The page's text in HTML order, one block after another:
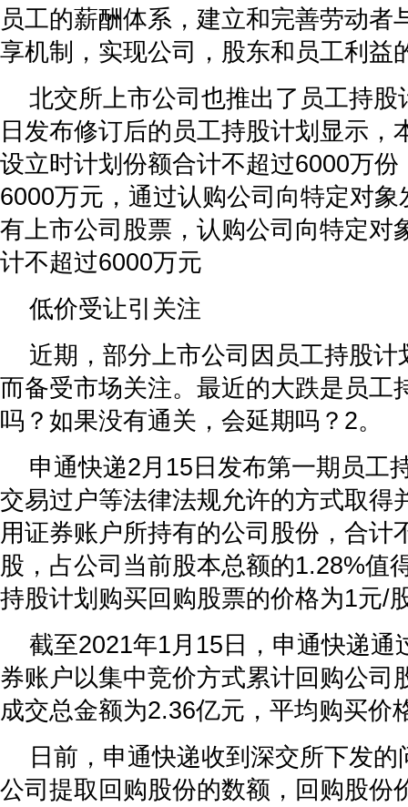
员工的薪酬体系，建立和完善劳动者
享机制，实现公司，股东和员工利益
北交所上市公司也推出了员工持股
日发布修订后的员工持股计划显示，
设立时计划份额合计不超过6000万
6000万元，通过认购公司向特定对
有上市公司股票，认购公司向特定对
计不超过6000万元
低价受让引关注
近期，部分上市公司因员工持股计
而备受市场关注。最近的大跌是员工
吗？如果没有通关，会延期吗？2。
申通快递2月15日发布第一期员工
交易过户等法律法规允许的方式取得
用证券账户所持有的公司股份，合计
股，占公司当前股本总额的1.28%值
持股计划购买回购股票的价格为1元/
截至2021年1月15日，申通快递通
券账户以集中竞价方式累计回购公司
成交总金额为2.36亿元，平均购买价
日前，申通快递收到深交所下发
公司提取回购股份的数额，回购股份